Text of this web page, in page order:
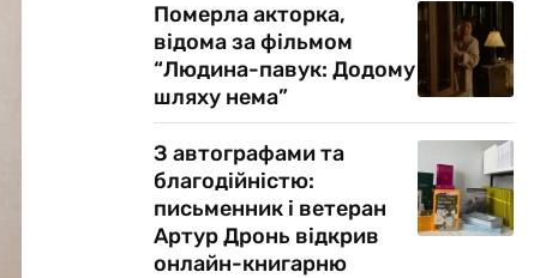
Померла акторка,
відома за фільмом
“Людина-павук: Додому
шляху нема”
З автографами та
благодійністю:
письменник і ветеран
Артур Дронь відкрив
онлайн-книгарню